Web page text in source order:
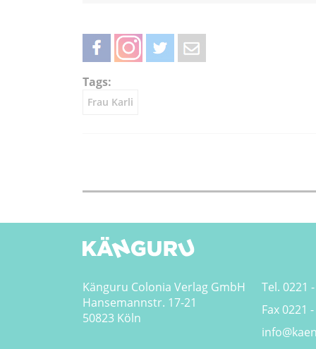
teilen
Tags:
Frau Karli
Känguru Colonia Verlag GmbH
Hansemannstr. 17-21
50823 Köln
Tel. 0221
Fax 0221